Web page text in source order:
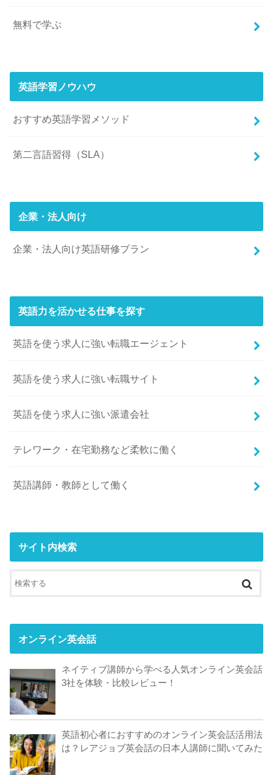
無料で学ぶ
英語学習ノウハウ
おすすめ英語学習メソッド
第二言語習得（SLA）
企業・法人向け
企業・法人向け英語研修プラン
英語力を活かせる仕事を探す
英語を使う求人に強い転職エージェント
英語を使う求人に強い転職サイト
英語を使う求人に強い派遣会社
テレワーク・在宅勤務など柔軟に働く
英語講師・教師として働く
サイト内検索
オンライン英会話
ネイティブ講師から学べる人気オンライン英会話
3社を体験・比較レビュー！
英語初心者におすすめのオンライン英会話活用法
は？レアジョブ英会話の日本人講師に聞いてみた